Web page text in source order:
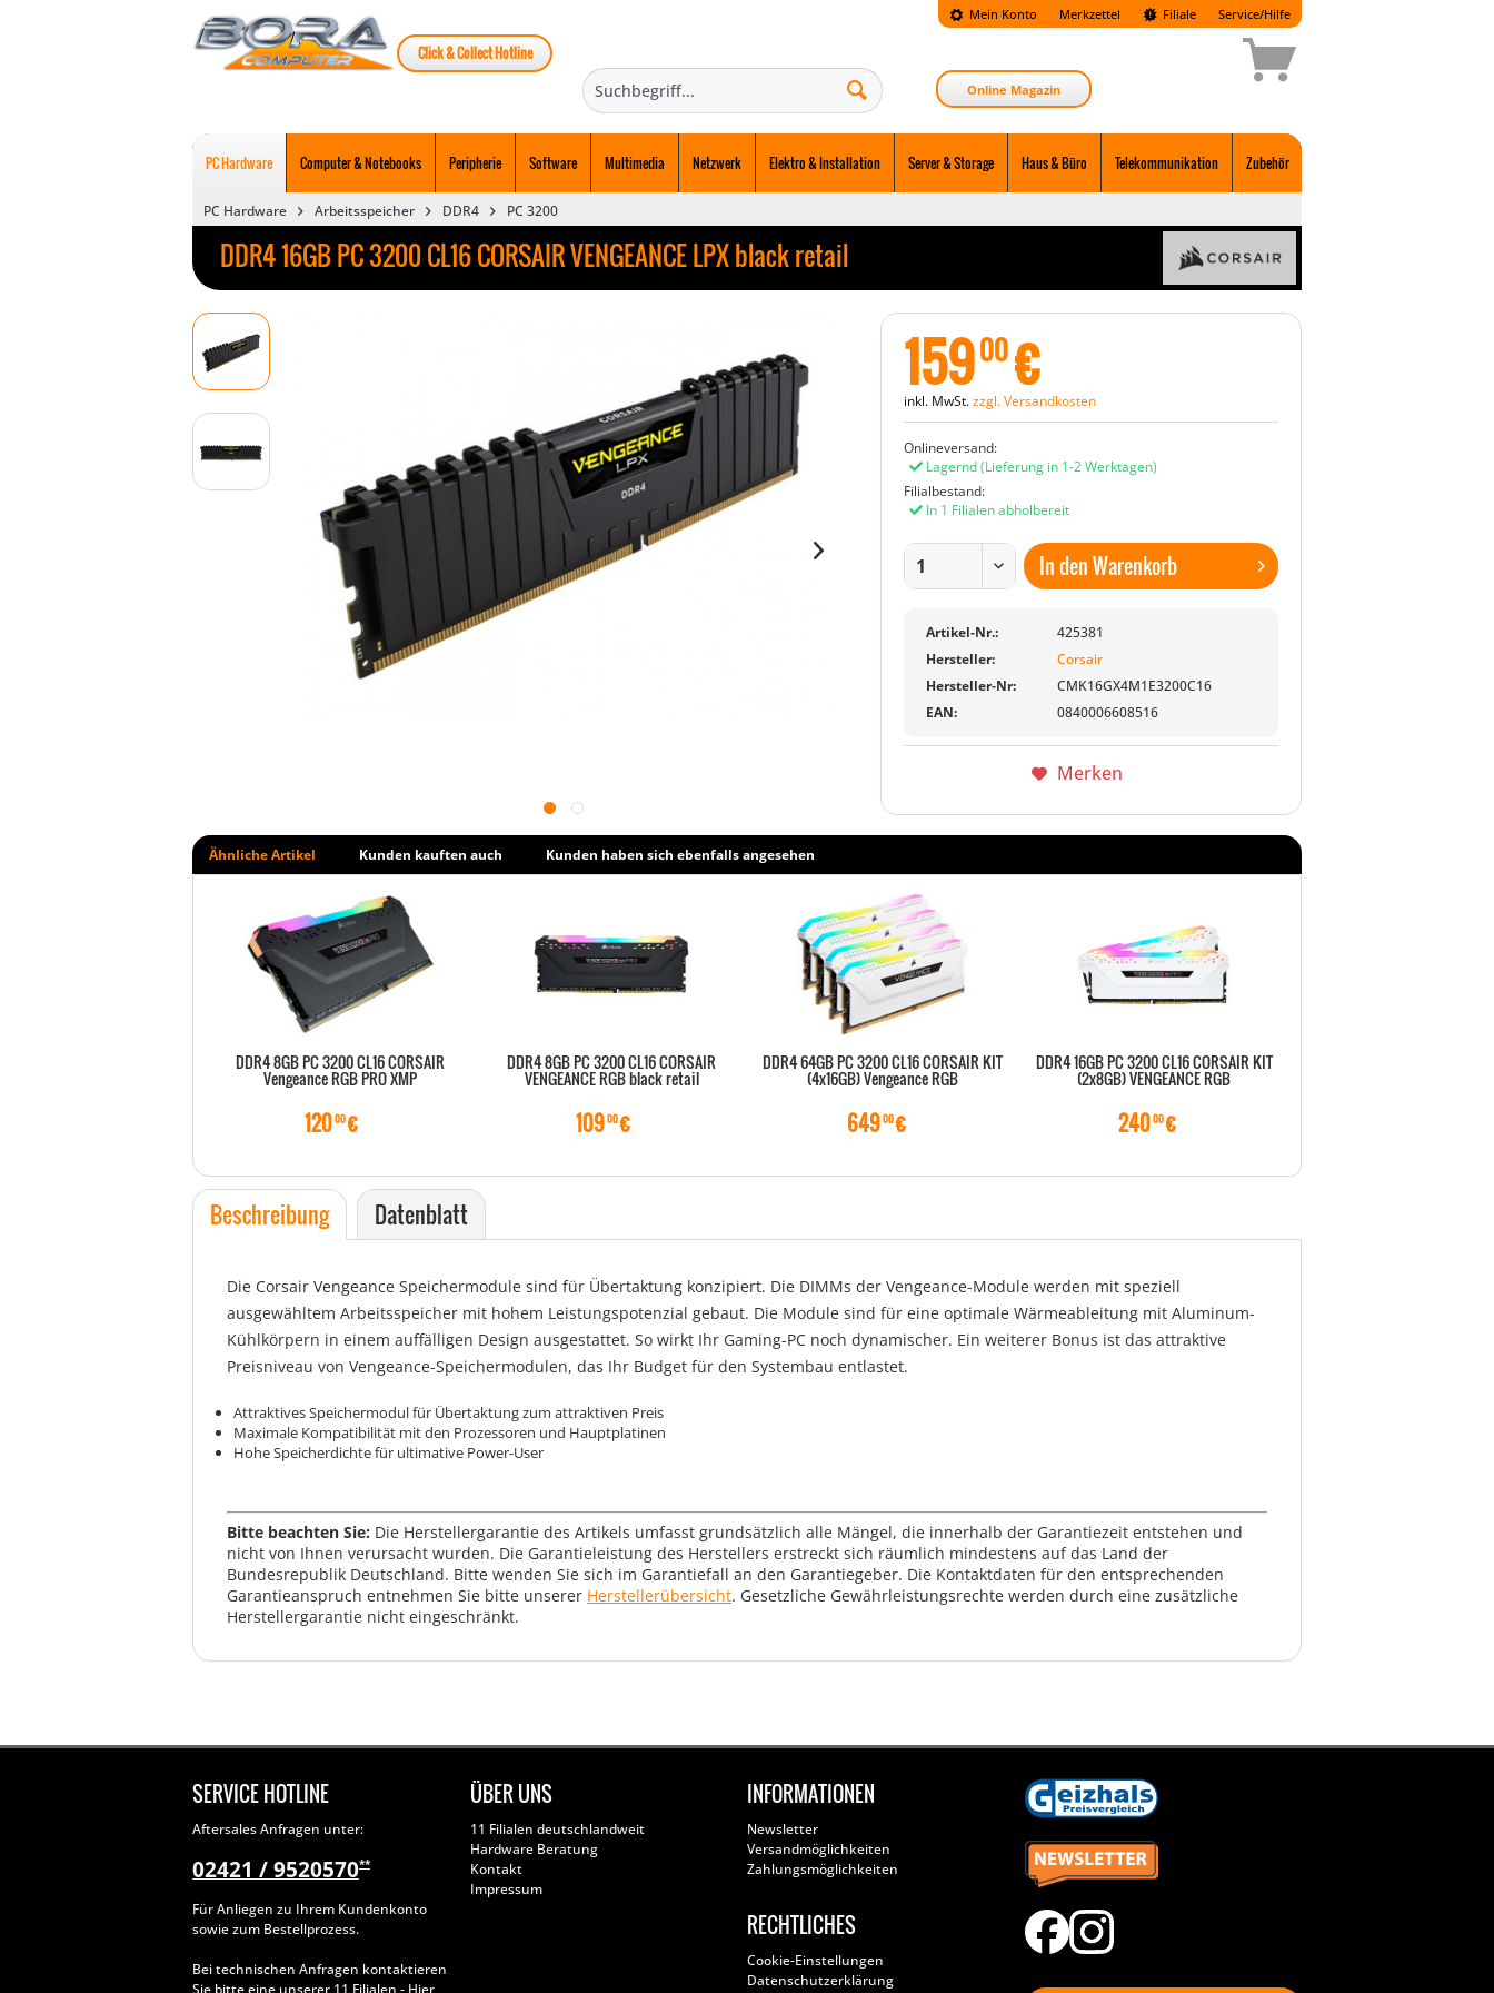
Mein Konto Merkzettel
Click & Collect Hotline
Filiale Service/Hilfe
Online Magazin
PC Hardware Computer & Notebooks Peripherie Software Multimedia Netzwerk Elektro & Installation Server & Storage Haus & Büro Telekommunikation Zubehör
PC Hardware Arbeitsspeicher DDR4 PC 3200
DDR4 16GB PC 3200 CL16 CORSAIR VENGEANCE LPX black retail
15900€
inkl. MwSt.zzgl. Versandkosten
Onlineversand:
Lagernd(Lieferung in 1-2 Werktagen)
Filialbestand:
In 1 Filialen abholbereit
In denWarenkorb
Artikel-Nr.:
425381
Hersteller:
Corsair
Hersteller-Nr:
CMK16GX4M1E3200C16
EAN:
0840006608516
Merken
Ähnliche Artikel Kunden kauften auch Kunden haben sich ebenfalls angesehen
DDR4 8GB PC 3200 CL16 CORSAIR
Vengeance RGB PRO XMP
12000€
DDR4 8GB PC 3200 CL16 CORSAIR
VENGEANCE RGB black retail
10900€
DDR4 64GB PC 3200 CL16 CORSAIR KIT
(4x16GB) Vengeance RGB
64900€
DDR4 16GB PC 3200 CL16 CORSAIR KIT
(2x8GB) VENGEANCE RGB
24000€
Beschreibung Datenblatt
Die Corsair Vengeance Speichermodule sind für Übertaktung konzipiert. Die DIMMs der Vengeance-Module werden mit speziell
ausgewähltem Arbeitsspeicher mit hohem Leistungspotenzial gebaut. Die Module sind für eine optimale Wärmeableitung mit Aluminum-
Kühlkörpern in einem auffälligen Design ausgestattet. So wirkt Ihr Gaming-PC noch dynamischer. Ein weiterer Bonus ist das attraktive
Preisniveau von Vengeance-Speichermodulen, das Ihr Budget für den Systembau entlastet.
Attraktives Speichermodul für Übertaktung zum attraktiven Preis
Maximale Kompatibilität mit den Prozessoren und Hauptplatinen
Hohe Speicherdichte für ultimative Power-User
Bitte beachten Sie: Die Herstellergarantie des Artikels umfasst grundsätzlich alle Mängel, die innerhalb der Garantiezeit entstehen und
nicht von Ihnen verursacht wurden. Die Garantieleistung des Herstellers erstreckt sich räumlich mindestens auf das Land der
Bundesrepublik Deutschland. Bitte wenden Sie sich im Garantiefall an den Garantiegeber. Die Kontaktdaten für den entsprechenden
Garantieanspruch entnehmen Sie bitte unserer Herstellerübersicht. Gesetzliche Gewährleistungsrechte werden durch eine zusätzliche
Herstellergarantie nicht eingeschränkt.
SERVICE HOTLINE
Aftersales Anfragen unter:
02421 / 9520570**
Für Anliegen zu Ihrem Kundenkonto
sowie zum Bestellprozess.
Bei technischen Anfragen kontaktieren
Sie bitte eine unserer 11 Filialen - Hier
ÜBER UNS
11 Filialen deutschlandweit
Hardware Beratung
Kontakt
Impressum
INFORMATIONEN
Newsletter
Versandmöglichkeiten
Zahlungsmöglichkeiten
RECHTLICHES
Cookie-Einstellungen
Datenschutzerklärung